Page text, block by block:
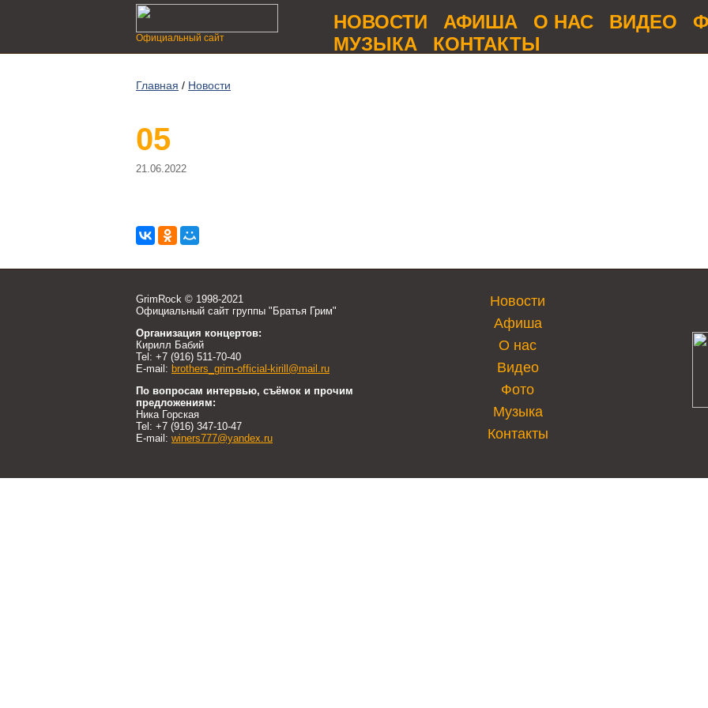
Официальный сайт
НОВОСТИ АФИША О НАС ВИДЕО
МУЗЫКА
КОНТАКТЫ
Главная / Новости
05
21.06.2022
GrimRock © 1998-2021
Официальный сайт группы "Братья Грим"
Организация концертов:
Кирилл Бабий
Tel: +7 (916) 511-70-40
E-mail: brothers_grim-official-kirill@mail.ru
По вопросам интервью, съёмок и прочим
предложениям:
Ника Горская
Tel: +7 (916) 347-10-47
E-mail: winers777@yandex.ru
Новости
Афиша
О нас
Видео
Фото
Музыка
Контакты